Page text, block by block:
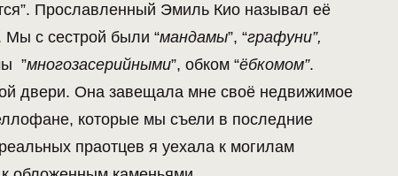
Прославленный Эмиль Кио называл её
с сестрой были “мандамы”, “графуни”,
”многозасерийными”, обком “ёбкомом”.
двери. Она завещала мне своё недвижимое
которые мы съели в последние
праотцев я уехала к могилам